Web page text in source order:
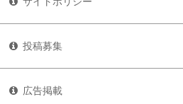
投稿募集
広告掲載